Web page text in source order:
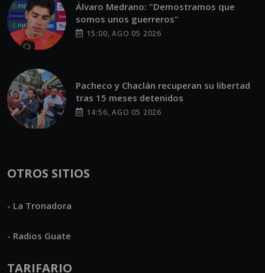
Álvaro Medrano: "Demostramos que
somos unos guerreros"
15:00, AGO 05 2026
Pacheco y Chaclán recuperan su libertad
tras 15 meses detenidos
14:56, AGO 05 2026
OTROS SITIOS
- La Tronadora
- Radios Guate
TARIFARIO